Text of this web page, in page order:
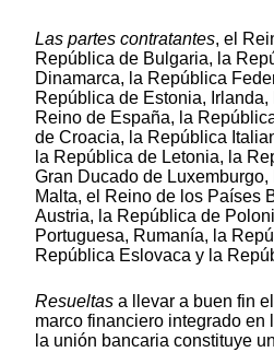
Las partes contratantes, el
República de Bulgaria, la
Dinamarca, la República
República de Estonia,
Reino de España, la
de Croacia, la República
la República de Letonia, la
Gran Ducado de
Malta, el Reino de los Países
Austria, la República de
Portuguesa, Rumanía, la
República Eslovaca y la
Resueltas a llevar a buen fin
marco financiero integrado
la unión bancaria constituye